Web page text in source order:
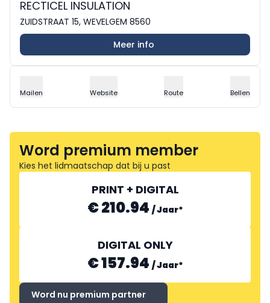
RECTICEL INSULATION
ZUIDSTRAAT 15, WEVELGEM 8560
Meer info
Mailen Website Route Bellen
Word premium member
Kies het lidmaatschap dat bij u past
PRINT + DIGITAL
€ 210.94 /Jaar*
DIGITAL ONLY
€ 157.94 /Jaar*
Word nu premium partner